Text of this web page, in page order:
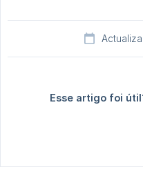
Esse artigo foi